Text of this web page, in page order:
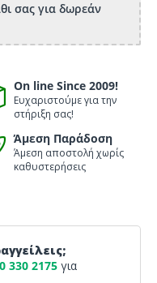
σας για δωρεάν
On line Since 2009!
Ευχαριστούμε για την
στήριξη σας!
Άμεση Παράδοση
Άμεση αποστολή χωρίς
καθυστερήσεις
330 2175 για